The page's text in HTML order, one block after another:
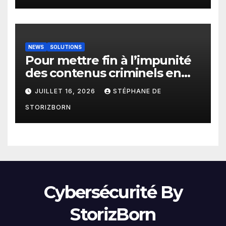
NEWS SOLUTIONS
Pour mettre fin à l’impunité
des contenus criminels en
ligne : Moderering met
gratuitement sa technologie
de détection à disposition de
toutes les agences
JUILLET 16, 2026 STÉPHANE DE
STORIZBORN
Cybersécurité By
StorizBorn